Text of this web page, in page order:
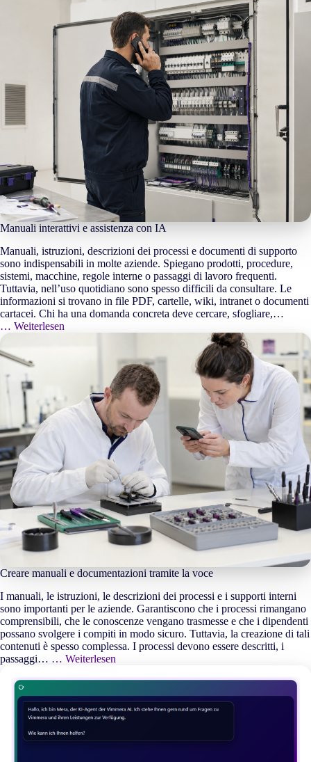
Manuali interattivi e assistenza con IA
Manuali, istruzioni, descrizioni dei processi e documenti di supporto
sono indispensabili in molte aziende. Spiegano prodotti, procedure,
sistemi, macchine, regole interne o passaggi di lavoro frequenti.
Tuttavia, nell’uso quotidiano sono spesso difficili da consultare. Le
informazioni si trovano in file PDF, cartelle, wiki, intranet o documenti
cartacei. Chi ha una domanda concreta deve cercare, sfogliare,…
… Weiterlesen
Creare manuali e documentazioni tramite la voce
I manuali, le istruzioni, le descrizioni dei processi e i supporti interni
sono importanti per le aziende. Garantiscono che i processi rimangano
comprensibili, che le conoscenze vengano trasmesse e che i dipendenti
possano svolgere i compiti in modo sicuro. Tuttavia, la creazione di tali
contenuti è spesso complessa. I processi devono essere descritti, i
passaggi… … Weiterlesen